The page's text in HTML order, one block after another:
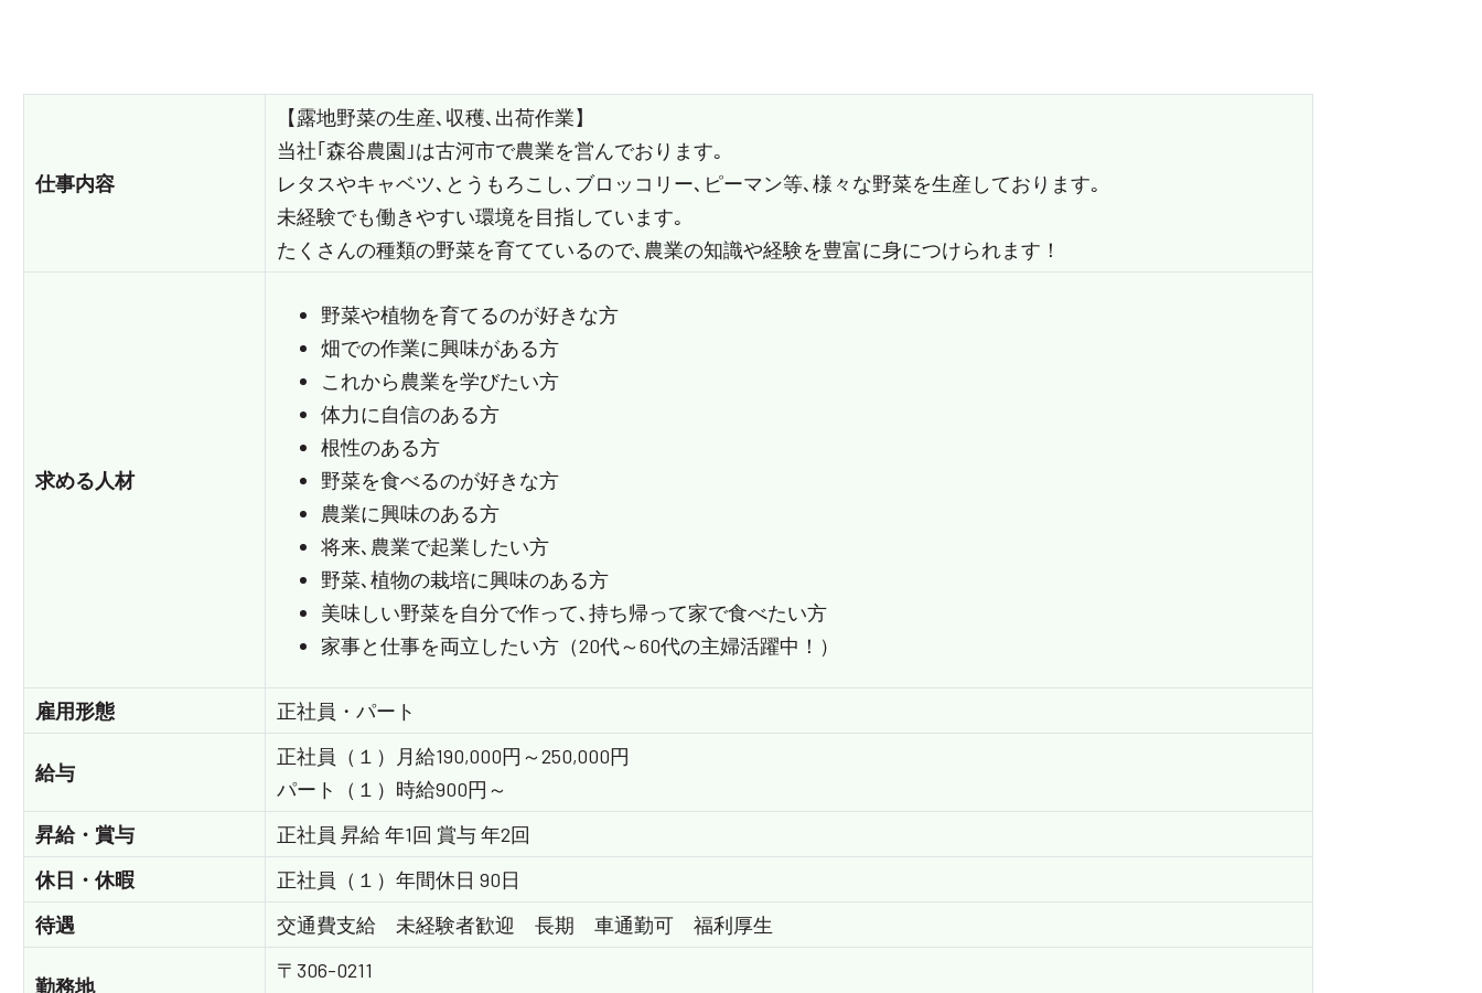
仕事内容
【露地野菜の生産､収穫､出荷作業】
当社｢森谷農園｣は古河市で農業を営んでおります｡
レタスやキャベツ､とうもろこし､ブロッコリー､ピーマン等､様々な野菜を生産しております｡
未経験でも働きやすい環境を目指しています｡
たくさんの種類の野菜を育てているので､農業の知識や経験を豊富に身につけられます！
求める人材
野菜や植物を育てるのが好きな方
畑での作業に興味がある方
これから農業を学びたい方
体力に自信のある方
根性のある方
野菜を食べるのが好きな方
農業に興味のある方
将来､農業で起業したい方
野菜､植物の栽培に興味のある方
美味しい野菜を自分で作って､持ち帰って家で食べたい方
家事と仕事を両立したい方（20代～60代の主婦活躍中！）
雇用形態 正社員・パート
給与
正社員（１）月給190,000円～250,000円
パート（１）時給900円～
昇給・賞与
正社員 昇給 年1回 賞与 年2回
休日・休暇
正社員（１）年間休日 90日
待遇
交通費支給 未経験者歓迎 長期 車通勤可 福利厚生
勤務地
〒306-0211